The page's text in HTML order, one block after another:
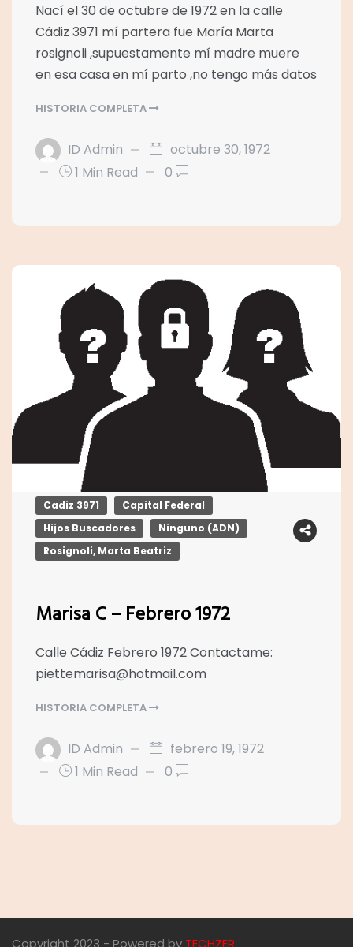
Nací el 30 de octubre de 1972 en la calle
Cádiz 3971 mí partera fue María Marta
rosignoli ,supuestamente mí madre muere
en esa casa en mí parto ,no tengo más datos
HISTORIA COMPLETA
ID Admin
octubre 30, 1972
1 Min Read
0
Cadiz 3971
Capital Federal
Hijos Buscadores
Ninguno (ADN)
Rosignoli, Marta Beatriz
Marisa C – Febrero 1972
Calle Cádiz Febrero 1972 Contactame:
piettemarisa@hotmail.com
HISTORIA COMPLETA
ID Admin
febrero 19, 1972
1 Min Read
0
Copyright 2023 - Powered by TECHZER